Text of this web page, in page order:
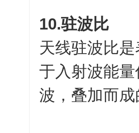
10.驻波比
天线驻波比
于入射波能
波，叠加而